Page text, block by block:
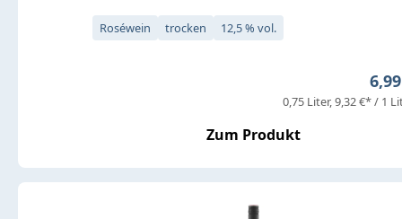
Roséwein trocken 12,5 % vol.
0,75 Liter 9,32 €* / 1
Zum Produkt